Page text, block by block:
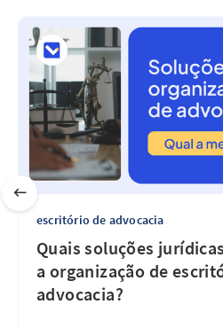
escritório de advocacia
Quais soluções
a organização de
advocacia?